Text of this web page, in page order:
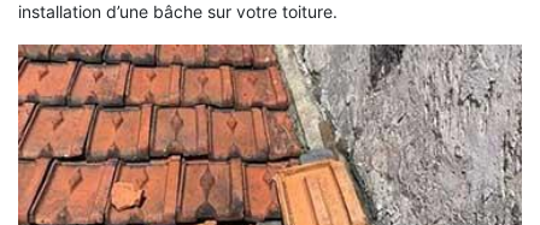
installation d’une bâche sur votre toiture.